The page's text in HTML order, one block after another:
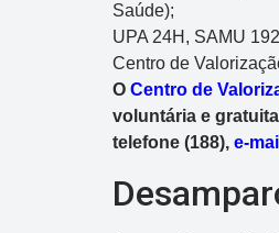
Saúde);
UPA 24H, SAMU
Centro de
O Centro de
voluntária e
telefone (188), e-mail